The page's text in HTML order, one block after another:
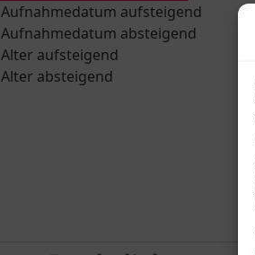
Aufnahmedatum aufsteigend
Aufnahmedatum absteigend
Alter aufsteigend
Alter absteigend